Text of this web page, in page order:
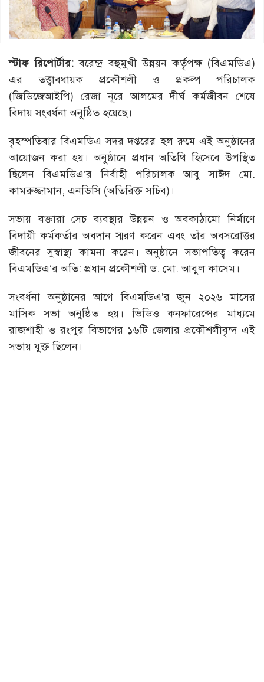
স্টাফ রিপোর্টার: বরেন্দ্র বহুমুখী উন্নয়ন কর্তৃপক্ষ (বিএমডিএ)
এর তত্ত্বাবধায়ক প্রকৌশলী ও প্রকল্প পরিচালক
(জিডিজেআইপি) রেজা নূরে আলমের দীর্ঘ কর্মজীবন শেষে
বিদায় সংবর্ধনা অনুষ্ঠিত হয়েছে।
বৃহস্পতিবার বিএমডিএ সদর দপ্তরের হল রুমে এই অনুষ্ঠানের
আয়োজন করা হয়। অনুষ্ঠানে প্রধান অতিথি হিসেবে উপস্থিত
ছিলেন বিএমডিএ’র নির্বাহী পরিচালক আবু সাঈদ মো.
কামরুজ্জামান, এনডিসি (অতিরিক্ত সচিব)।
সভায় বক্তারা সেচ ব্যবস্থার উন্নয়ন ও অবকাঠামো নির্মাণে
বিদায়ী কর্মকর্তার অবদান স্মরণ করেন এবং তাঁর অবসরোত্তর
জীবনের সুস্বাস্থ্য কামনা করেন। অনুষ্ঠানে সভাপতিত্ব করেন
বিএমডিএ‘র অতি: প্রধান প্রকৌশলী ড. মো. আবুল কাসেম।
সংবর্ধনা অনুষ্ঠানের আগে বিএমডিএ’র জুন ২০২৬ মাসের
মাসিক সভা অনুষ্ঠিত হয়। ভিডিও কনফারেন্সের মাধ্যমে
রাজশাহী ও রংপুর বিভাগের ১৬টি জেলার প্রকৌশলীবৃন্দ এই
সভায় যুক্ত ছিলেন।